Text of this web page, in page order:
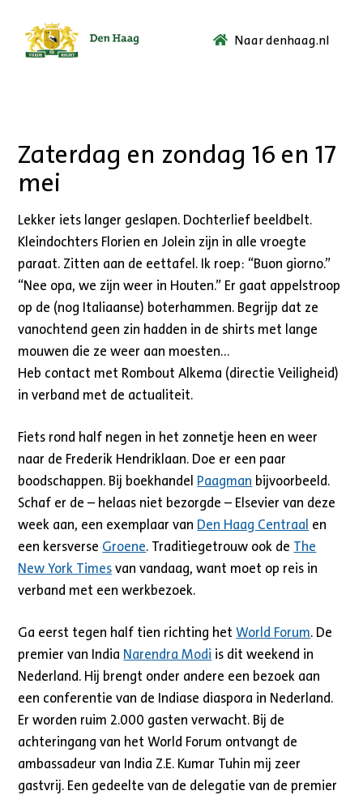
Ga
Naar denhaag.nl
Zaterdag en zondag 16 en 17
mei
Lekker iets langer geslapen. Dochterlief beeldbelt.
Kleindochters Florien en Jolein zijn in alle vroegte
paraat. Zitten aan de eettafel. Ik roep: “Buon giorno.”
“Nee opa, we zijn weer in Houten.” Er gaat appelstroop
op de (nog Italiaanse) boterhammen. Begrijp dat ze
vanochtend geen zin hadden in de shirts met lange
mouwen die ze weer aan moesten…
Heb contact met Rombout Alkema (directie Veiligheid)
in verband met de actualiteit.
Fiets rond half negen in het zonnetje heen en weer
naar de Frederik Hendriklaan. Doe er een paar
boodschappen. Bij boekhandel Paagman bijvoorbeeld.
Schaf er de – helaas niet bezorgde – Elsevier van deze
week aan, een exemplaar van Den Haag Centraal en
een kersverse Groene. Traditiegetrouw ook de The
New York Timesvan vandaag, want moet op reis in
verband met een werkbezoek.
Ga eerst tegen half tien richting hetWorld Forum. De
premier van India Narendra Modi is dit weekend in
Nederland. Hij brengt onder andere een bezoek aan
een conferentie van de Indiase diaspora in Nederland.
Er worden ruim 2.000 gasten verwacht. Bij de
achteringang van het World Forum ontvangt de
ambassadeur van India Z.E. Kumar Tuhin mij zeer
gastvrij. Een gedeelte van de delegatie van de premier